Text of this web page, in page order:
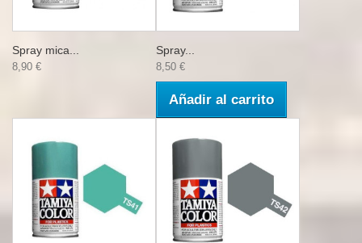
Spray mica...
8,90 €
Spray...
8,50 €
Añadir al carrito